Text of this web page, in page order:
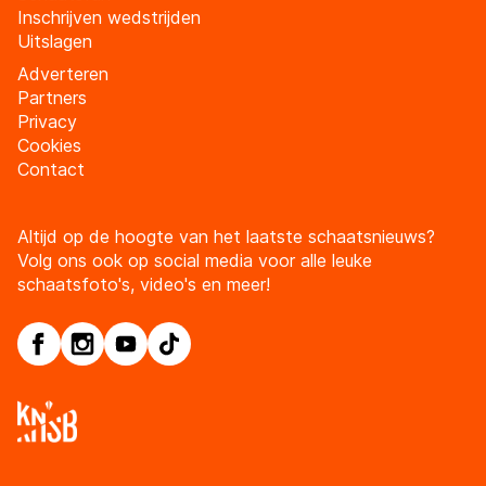
Inschrijven wedstrijden
Uitslagen
Adverteren
Partners
Privacy
Cookies
Contact
Altijd op de hoogte van het laatste schaatsnieuws?
Volg ons ook op social media voor alle leuke
schaatsfoto's, video's en meer!